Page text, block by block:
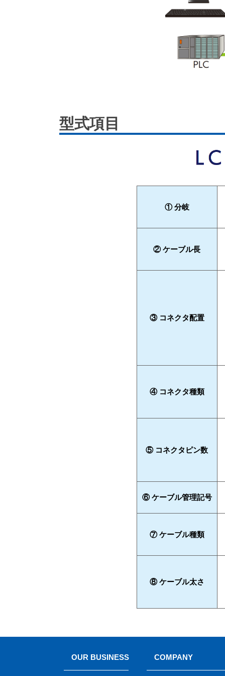
型式項目
① 分岐
② ケーブル長
③ コネクタ配置
④ コネクタ種類
⑤ コネクタピン数
⑥ ケーブル管理記号
⑦ ケーブル種類
⑧ ケーブル太さ
OUR BUSINESS COMPANY